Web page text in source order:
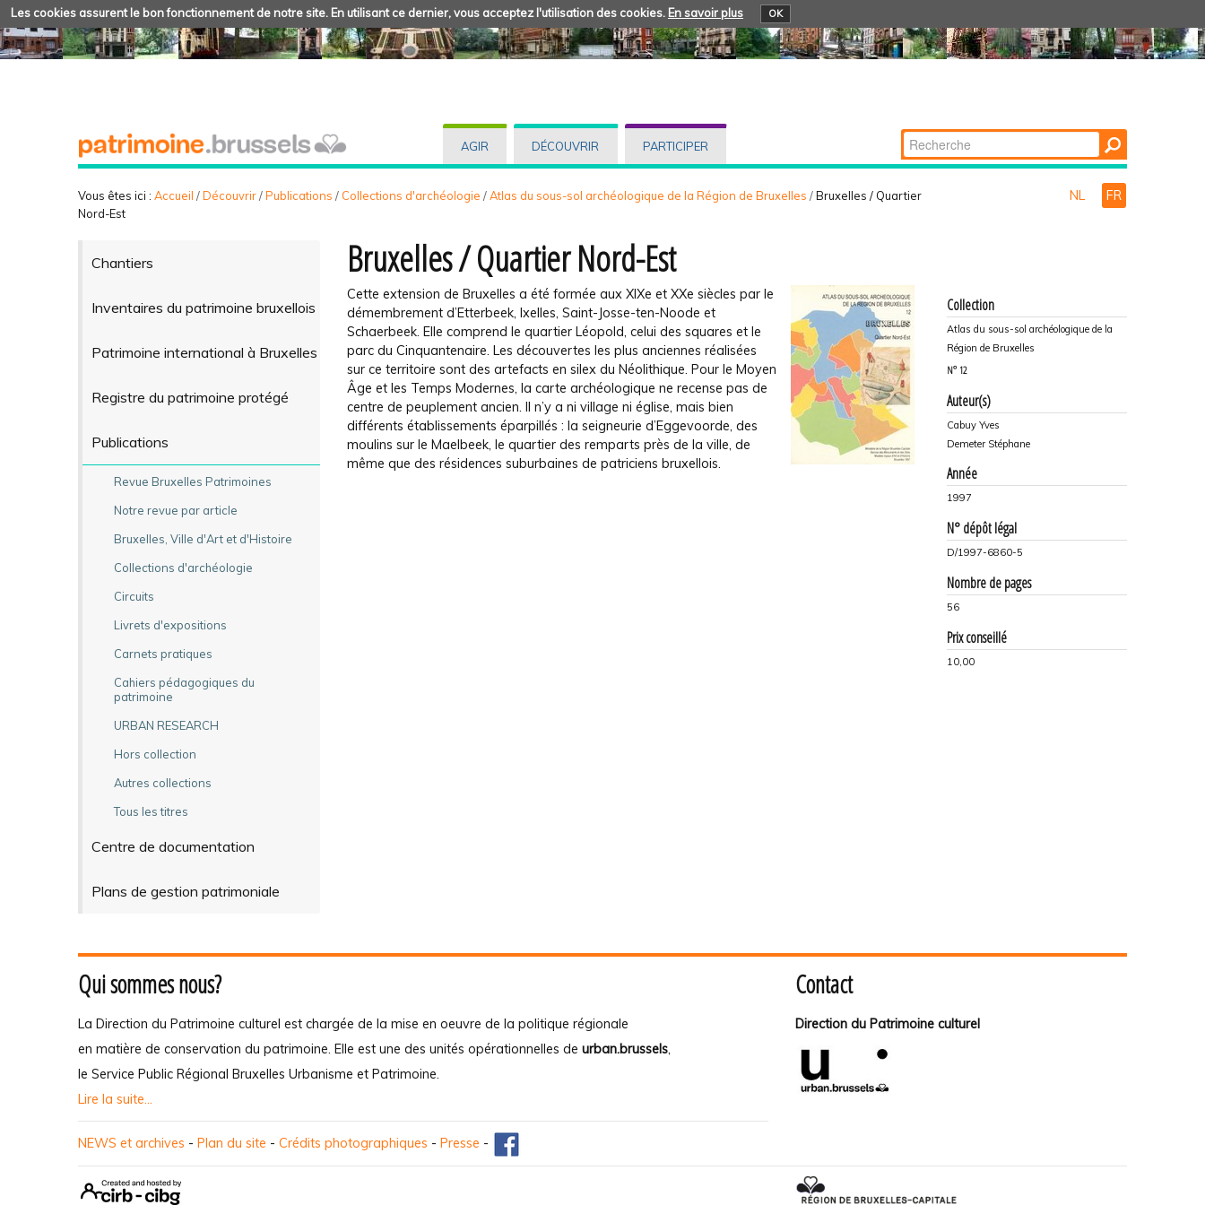
Les cookies assurent le bon fonctionnement de notre site. En utilisant ce dernier, vous acceptez l'utilisation des cookies. En savoir plus OK
AGIR DÉCOUVRIR PARTICIPER Chercher par
Recherche
Vous êtes ici : Accueil /Découvrir/Publications / Collections d'archéologie /Atlas du sous-sol archéologique de la Région de Bruxelles /Bruxelles / Quartier
Nord-Est
NL FR
Chantiers
Inventaires du patrimoine bruxellois
Patrimoine international à Bruxelles
Registre du patrimoine protégé
Publications
Revue Bruxelles Patrimoines
Notre revue par article
Bruxelles, Ville d'Art et d'Histoire
Collections d'archéologie
Circuits
Livrets d'expositions
Carnets pratiques
Cahiers pédagogiques du
patrimoine
URBAN RESEARCH
Hors collection
Autres collections
Tous les titres
Centre de documentation
Plans de gestion patrimoniale
Bruxelles / Quartier Nord-Est
Cette extension de Bruxelles a été formée aux XIXe et XXe siècles par le
démembrement d’Etterbeek, Ixelles, Saint-Josse-ten-Noode et
Schaerbeek. Elle comprend le quartier Léopold, celui des squares et le
parc du Cinquantenaire. Les découvertes les plus anciennes réalisées
sur ce territoire sont des artefacts en silex du Néolithique. Pour le Moyen
Âge et les Temps Modernes, la carte archéologique ne recense pas de
centre de peuplement ancien. Il n’y a ni village ni église, mais bien
différents établissements éparpillés : la seigneurie d’Eggevoorde, des
moulins sur le Maelbeek, le quartier des remparts près de la ville, de
même que des résidences suburbaines de patriciens bruxellois.
Collection
Atlas du sous-sol archéologique de la
Région de Bruxelles
N° 12
Auteur(s)
Cabuy Yves
Demeter Stéphane
Année
1997
N° dépôt légal
D/1997-6860-5
Nombre de pages
56
Prix conseillé
10,00
Qui sommes nous?
La Direction du Patrimoine culturel est chargée de la mise en oeuvre de la politique régionale
en matière de conservation du patrimoine. Elle est une des unités opérationnelles de urban.brussels,
le Service Public Régional Bruxelles Urbanisme et Patrimoine.
Lire la suite...
Contact
Direction du Patrimoine culturel
NEWS et archives - Plan du site - Crédits photographiques - Presse -